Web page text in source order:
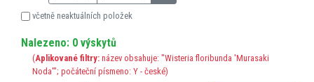
včetně neaktuálních položek
Nalezeno: 0 výskytů
(Aplikované filtry: název obsahuje: "Wisteria floribunda 'Murasaki
Noda'"; počáteční písmeno: Y - české)